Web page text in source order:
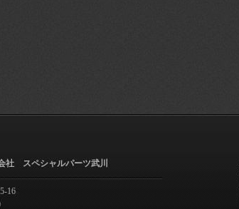
社 スペシャルパーツ武川
16